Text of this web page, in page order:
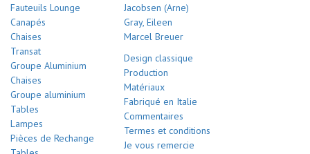
Fauteuils Lounge
Canapés
Chaises
Transat
Groupe Aluminium
Chaises
Groupe aluminium
Tables
Lampes
Pièces de Rechange
Jacobsen (Arne)
Gray, Eileen
Marcel Breuer
Design classique
Production
Matériaux
Fabriqué en Italie
Commentaires
Termes et conditions
Je vous remercie